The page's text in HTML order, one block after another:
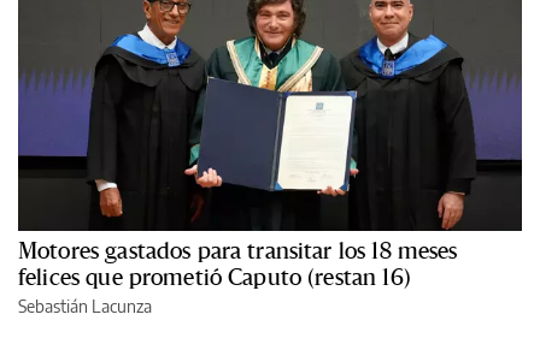
Motores gastados para transitar los 18 meses
felices que prometió Caputo (restan 16)
Sebastián Lacunza